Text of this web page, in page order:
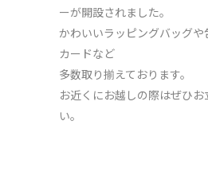
ーが開設されました。
かわいいラッピングバッグや
カードなど
多数取り揃えております。
お近くにお越しの際はぜひ
い。